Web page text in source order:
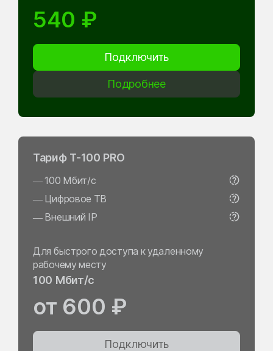
540 ₽
Подключить
Подробнее
Тариф Т-100 PRO
— 100 Мбит/с
— Цифровое ТВ
— Внешний IP
Для быстрого доступа к удаленному
рабочему месту
100 Мбит/с
от 600 ₽
Подключить